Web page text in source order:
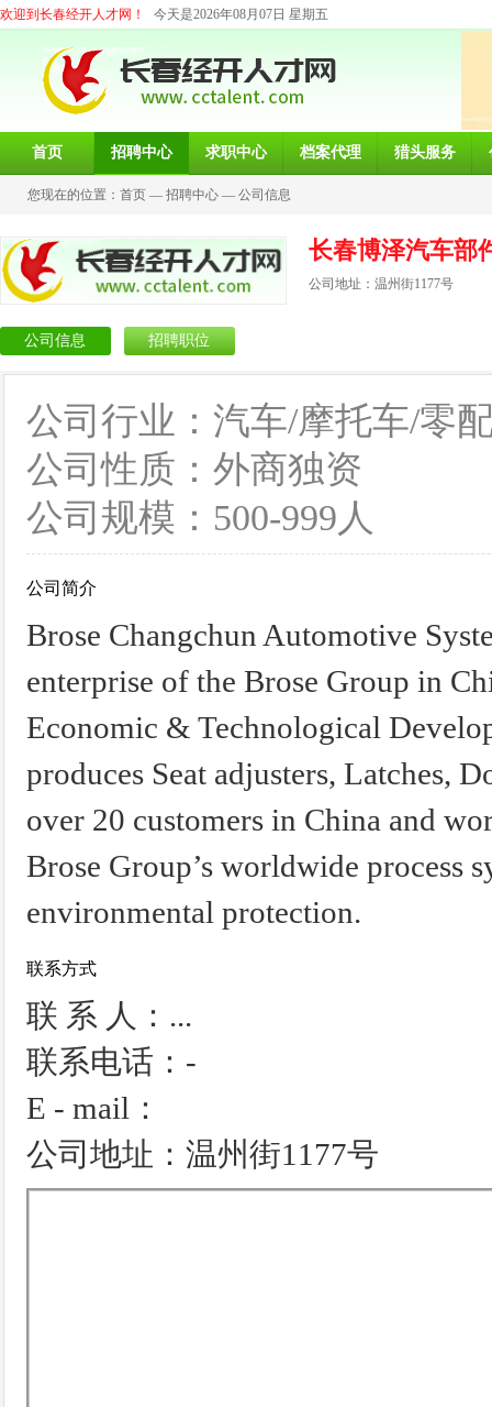
欢迎到长春经开人才网！ 今天是2026年08月07日 星期五
首页 招聘中心 求职中心 档案代理 猎头服务
您现在的位置： 首页 — 招聘中心 — 公司信息
长春博泽汽车部
公司地址：温州街1177号
公司信息 招聘职位
公司行业：汽车/摩托车/零
公司性质：外商独资
公司规模：500-999人
公司简介
Brose Changchun Automotive
enterprise of the Brose Group in
Economic & Technological
produces Seat adjusters, Latches,
over 20 customers in China and
Brose Group’s worldwide process
environmental protection.
联系方式
联 系 人：...
联系电话：-
E - mail：
公司地址：温州街1177号